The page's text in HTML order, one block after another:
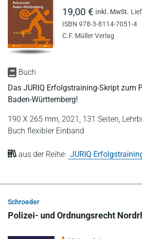
Buch
Das JURIQ Erfolgstraining-Skript zum
Baden-Württemberg!
190 X 265 mm, 2021, 131 Seiten,
Buch flexibler Einband
aus der Reihe: JURIQ
19,00 € inkl. MwSt.
ISBN 978-3-8114-7051-4
C.F. Müller Verlag
Schroeder
Polizei- und Ordnungsrecht